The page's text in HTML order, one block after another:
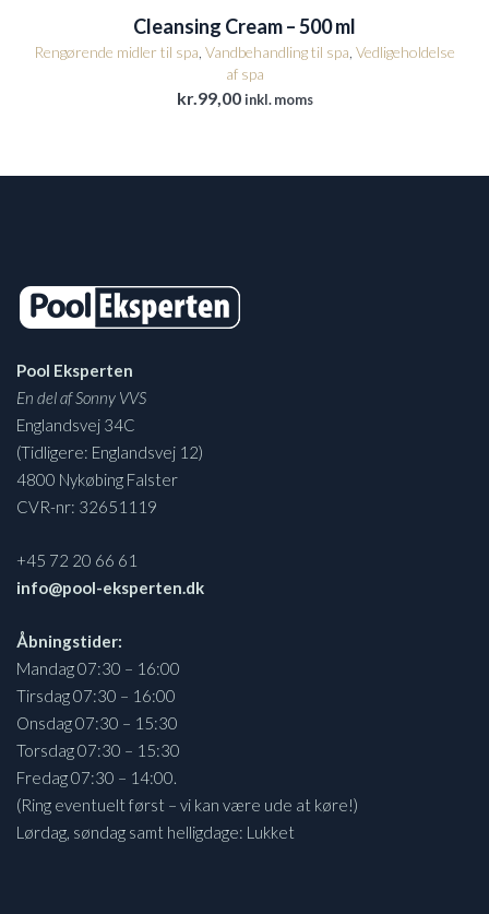
Cleansing Cream – 500 ml
Rengørende midler til spa Vandbehandling til spa Vedligeholdelse
af spa
kr.99,00 inkl. moms
Pool Eksperten
En del af Sonny VVS
Englandsvej 34C
(Tidligere: Englandsvej 12)
4800 Nykøbing Falster
CVR-nr: 32651119
+45 72 20 66 61
info@pool-eksperten.dk
Åbningstider:
Mandag 07:30 – 16:00
Tirsdag 07:30 – 16:00
Onsdag 07:30 – 15:30
Torsdag 07:30 – 15:30
Fredag 07:30 – 14:00.
(Ring eventuelt først – vi kan være ude at køre!)
Lørdag, søndag samt helligdage: Lukket